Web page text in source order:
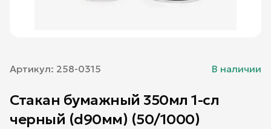
Артикул: 258-0315 В наличии
Стакан бумажный 350мл 1-сл
черный (d90мм) (50/1000)